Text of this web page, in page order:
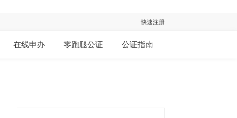
快速注册
在线申办 零跑腿公证 公证指南